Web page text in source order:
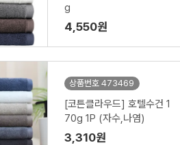
g
4,550원
상품번호 473469
[코튼클라우드] 호텔수건 1
70g 1P (자수,나염)
3,310원